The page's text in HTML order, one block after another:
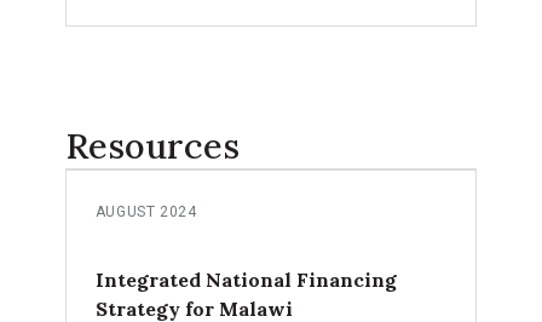
Resources
AUGUST 2024
Integrated National Financing
Strategy for Malawi